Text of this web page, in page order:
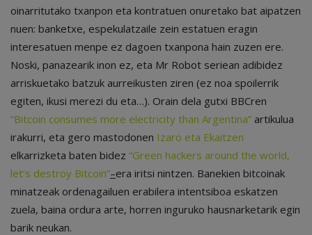
oinarritutako txanpon eta kontratuen onuretako bat aipatzen
nuen: banketxe, espekulatzaile zein estatuen eragin
interesatuen menpe ez dagoen txanpona hain zuzen ere.
Noski, panazearik inon ez, eta Mr Robot seriean adibidez
arriskuetako batzuk aurreikusten ziren (ez noa spoilerrik
egiten, ikusi merezi du eta…). Orain dela gutxi BBCren
“Bitcoin consumes more electricity than Argentina” artikulua
irakurri, eta gero mastodonen Izaro eta Ekaitzen
elkarrizketa baten bidez “Green hackers around the world,
let’s destroy Bitcoin”–era iritsi nintzen. Banekien bitcoinak
minatzeak ordenagailuen erabilera intentsiboa eskatzen
zuela, baina ordura arte, horren inguruko hausnarketarik egin
barik neukan.